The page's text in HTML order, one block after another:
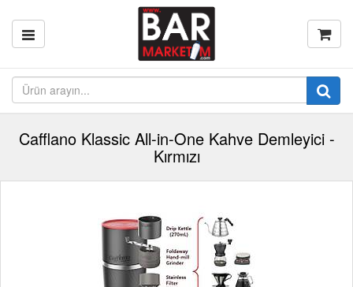
Cafflano Klassic All-in-One Kahve Demleyici -
Kırmızı